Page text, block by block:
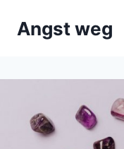
naarAngst weg